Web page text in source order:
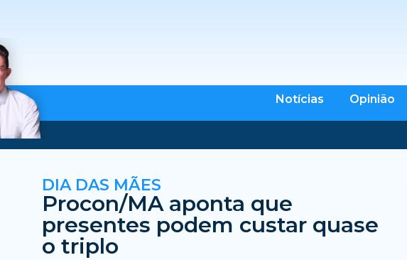
Notícias Opinião
DIA DAS MÃES
Procon/MA aponta que
presentes podem custar quase
o triplo